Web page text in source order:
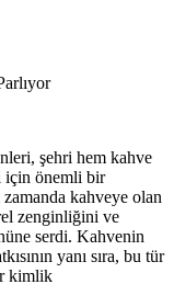
şehri hem kahve
için önemli bir
kahveye olan
zenginliğini ve
serdi. Kahvenin
yanı sıra, bu tür
kimlik